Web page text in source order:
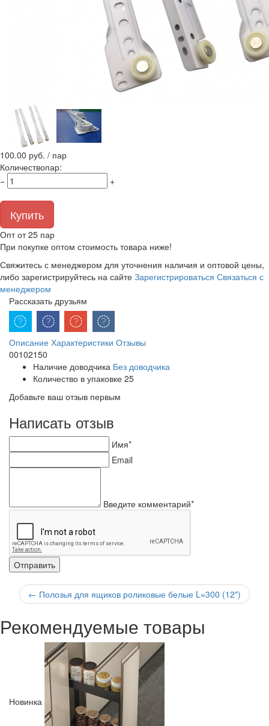
100.00 руб. / пар
Количествопар:
−
+
Купить
Опт от 25 пар
При покупке оптом стоимость товара ниже!
Свяжитесь с менеджером для уточнения наличия и оптовой цены,
либо зарегистрируйтесь на сайте Зарегистрироваться Связаться с
менеджером
Рассказать друзьям
Описание Характеристики Отзывы
00102150
Наличие доводчика Без доводчика
Количество в упаковке 25
Добавьте ваш отзыв первым
Написать отзыв
Имя*
Email
Введите комментарий*
← Полозья для ящиков роликовые белые L=300 (12")
Рекомендуемые товары
Новинка